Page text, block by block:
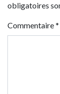
obligatoires
Commentaire*